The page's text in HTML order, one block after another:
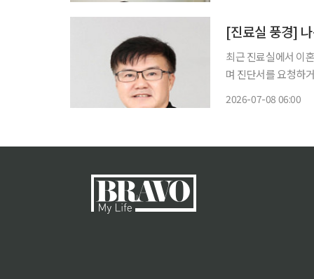
[진료실 풍경]
최근 진료실에서 이
며 진단서를 요청하
2026-07-08 06:00